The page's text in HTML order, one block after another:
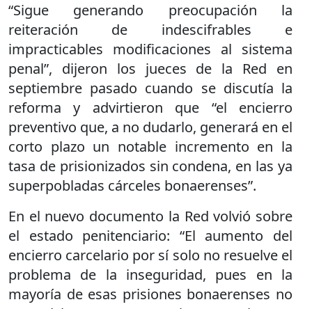
“Sigue generando preocupación la
reiteración de indescifrables e
impracticables modificaciones al sistema
penal”, dijeron los jueces de la Red en
septiembre pasado cuando se discutía la
reforma y advirtieron que “el encierro
preventivo que, a no dudarlo, generará en el
corto plazo un notable incremento en la
tasa de prisionizados sin condena, en las ya
superpobladas cárceles bonaerenses”.
En el nuevo documento la Red volvió sobre
el estado penitenciario: “El aumento del
encierro carcelario por sí solo no resuelve el
problema de la inseguridad, pues en la
mayoría de esas prisiones bonaerenses no